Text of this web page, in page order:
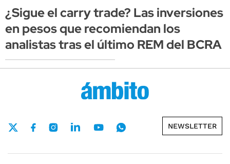
¿Sigue el carry trade? Las inversiones
en pesos que recomiendan los
analistas tras el último REM del BCRA
NEWSLETTER